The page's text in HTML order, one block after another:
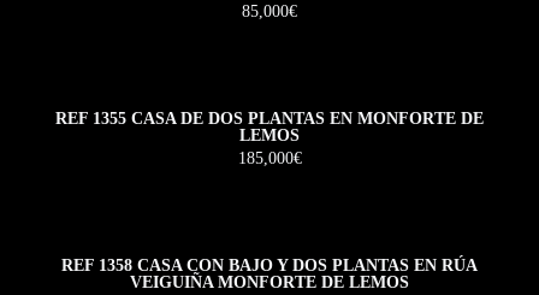
85,000€
REF 1355 CASA DE DOS PLANTAS EN MONFORTE DE
LEMOS
185,000€
REF 1358 CASA CON BAJO Y DOS PLANTAS EN RÚA
VEIGUIÑA MONFORTE DE LEMOS